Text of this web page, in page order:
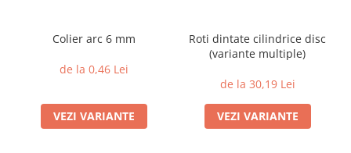
Colier arc 6 mm
de la 0,46 Lei
VEZI VARIANTE
Roti dintate cilindrice disc
(variante multiple)
de la 30,19 Lei
VEZI VARIANTE